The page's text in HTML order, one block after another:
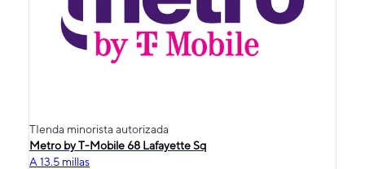
TIenda minorista autorizada
Metro by T-Mobile 68 Lafayette Sq
A 13.5 millas